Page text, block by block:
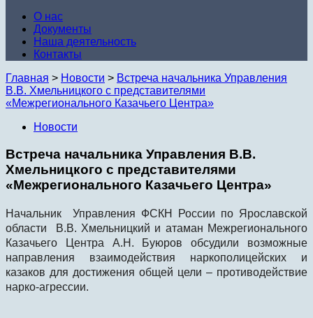
О нас
Документы
Наша деятельность
Контакты
Главная > Новости > Встреча начальника Управления
В.В. Хмельницкого с представителями
«Межрегионального Казачьего Центра»
Новости
Встреча начальника Управления В.В.
Хмельницкого с представителями
«Межрегионального Казачьего Центра»
Начальник Управления ФСКН России по Ярославской
области В.В. Хмельницкий и атаман Межрегионального
Казачьего Центра А.Н. Буюров обсудили возможные
направления взаимодействия наркополицейских и
казаков для достижения общей цели – противодействие
нарко-агрессии.